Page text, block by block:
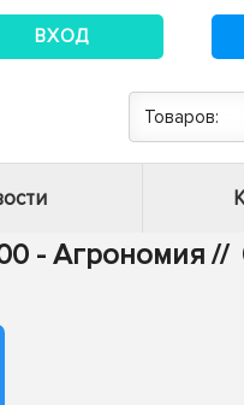
ВХОД
Товаров:
- Агрономия //